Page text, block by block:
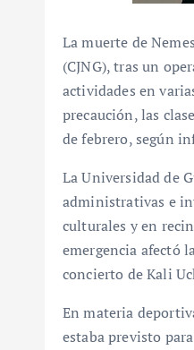
La muerte de
(CJNG), tras un
actividades en
precaución, las
de febrero, según
La Universidad de
administrativas e
culturales y en
emergencia afectó
concierto de Kali
En materia
estaba previsto